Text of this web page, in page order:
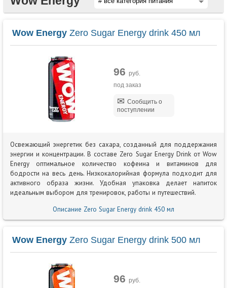
Wow EnergyZero Sugar Energy drink 450 мл
96 руб.
под заказ
Сообщить о
поступлении
Освежающий энергетик без сахара, созданный для поддержания
энергии и концентрации. В составе Zero Sugar Energy Drink от Wow
Energy оптимальное количество кофеина и витаминов для
бодрости на весь день. Низкокалорийная формула подходит для
активного образа жизни. Удобная упаковка делает напиток
идеальным выбором для тренировок, работы и путешествий.
Описание Zero Sugar Energy drink 450 мл
Wow EnergyZero Sugar Energy drink 500 мл
96 руб.